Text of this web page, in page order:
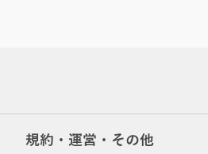
規約・運営・その他